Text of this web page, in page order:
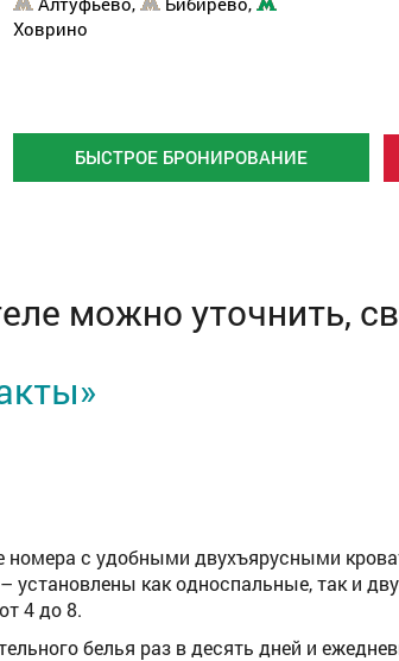
Ховрино
БЫСТРОЕ БРОНИРОВАНИЕ
можно уточнить,
с удобными двухъярусными
установлены как односпальные, так и
4 до 8.
белья раз в десять дней и